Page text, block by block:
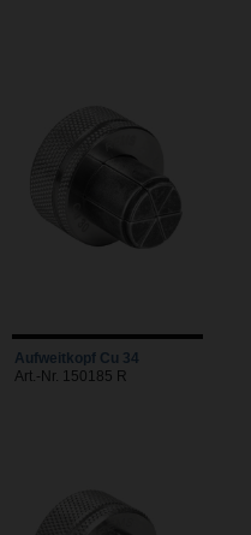
Aufweitkopf Cu 34
Art.-Nr. 150185 R